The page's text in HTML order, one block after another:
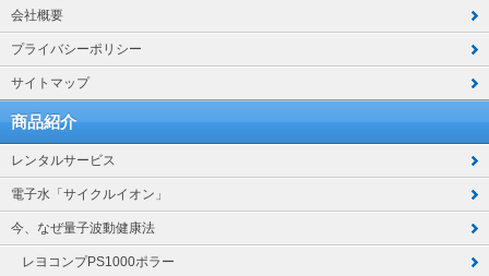
会社概要
プライバシーポリシー
サイトマップ
商品紹介
レンタルサービス
電子水「サイクルイオン」
今、なぜ量子波動健康法
レヨコンプPS1000ポラー